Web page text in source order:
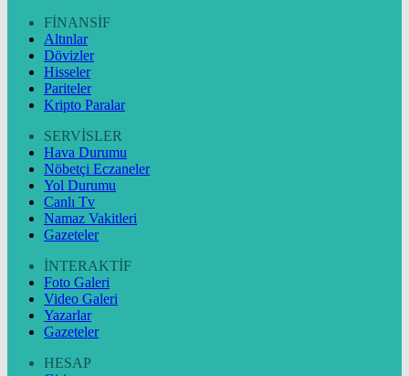
FİNANSİF
Altınlar
Dövizler
Hisseler
Pariteler
Kripto Paralar
SERVİSLER
Hava Durumu
Nöbetçi Eczaneler
Yol Durumu
Canlı Tv
Namaz Vakitleri
Gazeteler
İNTERAKTİF
Foto Galeri
Video Galeri
Yazarlar
Gazeteler
HESAP